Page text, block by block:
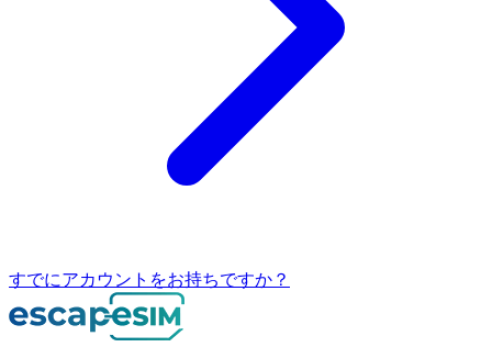
すでにアカウントをお持ちですか？